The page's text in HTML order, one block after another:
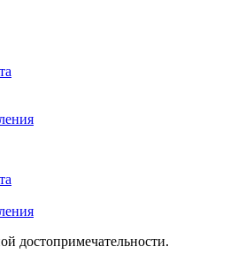
достопримечательности.